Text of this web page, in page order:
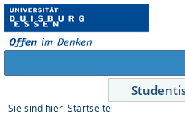
Sie sind hier: Startseite